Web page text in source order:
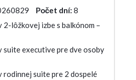
Počet dní: 8
2-lôžkovej izbe s balkónom –
suite executive pre dve osoby
rodinnej suite pre 2 dospelé